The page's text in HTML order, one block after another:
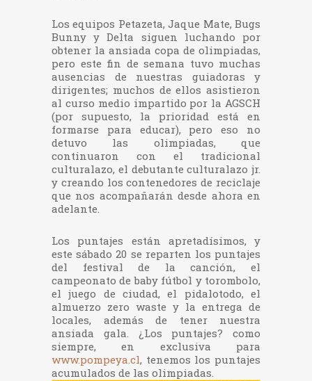
Los equipos Petazeta, Jaque Mate, Bugs
Bunny y Delta siguen luchando por
obtener la ansiada copa de olimpiadas,
pero este fin de semana tuvo muchas
ausencias de nuestras guiadoras y
dirigentes; muchos de ellos asistieron
al curso medio impartido por la AGSCH
(por supuesto, la prioridad está en
formarse para educar), pero eso no
detuvo las olimpiadas, que
continuaron con el tradicional
culturalazo, el debutante culturalazo jr.
y creando los contenedores de reciclaje
que nos acompañarán desde ahora en
adelante.
Los puntajes están apretadísimos, y
este sábado 20 se reparten los puntajes
del festival de la canción, el
campeonato de baby fútbol y torombolo,
el juego de ciudad, el pidalotodo, el
almuerzo zero waste y la entrega de
locales, además de tener nuestra
ansiada gala. ¿Los puntajes? como
siempre, en exclusiva para
www.pompeya.cl, tenemos los puntajes
acumulados de las olimpiadas.